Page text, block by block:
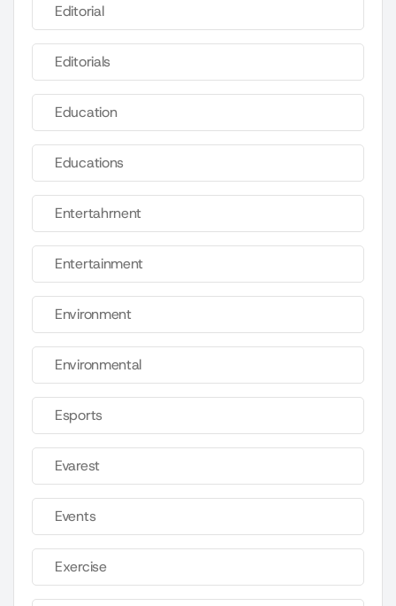
Editorial
Editorials
Education
Educations
Entertahrnent
Entertainment
Environment
Environmental
Esports
Evarest
Events
Exercise